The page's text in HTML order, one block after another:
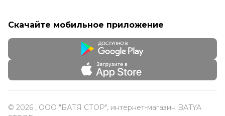
Скачайте мобильное приложение
© 2026 , ООО "БАТЯ СТОР", интернет-магазин BATYA